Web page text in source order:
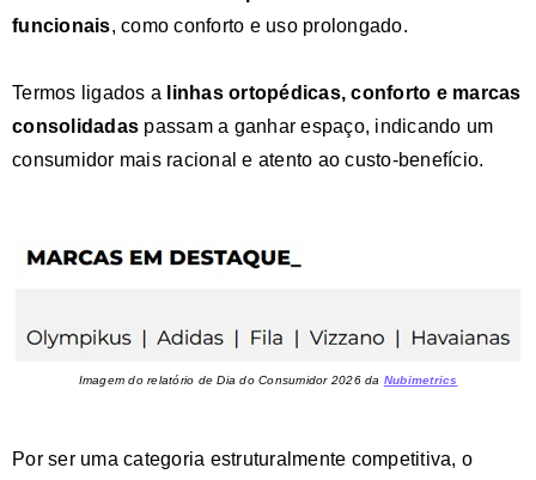
funcionais, como conforto e uso prolongado.
Termos ligados a linhas ortopédicas, conforto e marcas
consolidadas passam a ganhar espaço, indicando um
consumidor mais racional e atento ao custo-benefício.
Imagem do relatório de Dia do Consumidor 2026 da Nubimetrics
Por ser uma categoria estruturalmente competitiva, o